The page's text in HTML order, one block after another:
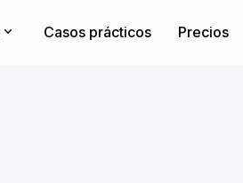
Casos prácticos Precios